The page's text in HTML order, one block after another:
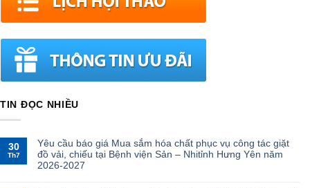
TIN ĐỌC NHIỀU
30
Th7
Yêu cầu báo giá Mua sắm hóa chất phục vụ công tác giặt
đồ vải, chiếu tại Bệnh viện Sản – Nhitỉnh Hưng Yên năm
2026-2027